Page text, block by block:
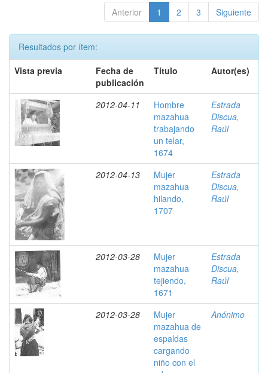
Anterior 1 2 3 Siguiente
Resultados por ítem:
Vista previa
Fecha de
publicación
Título Autor(es)
2012-04-11
Hombre
mazahua
trabajando
un telar,
1674
Estrada
Discua,
Raúl
2012-04-13
Mujer
mazahua
hilando,
1707
Estrada
Discua,
Raúl
2012-03-28
Mujer
mazahua
tejiendo,
1671
Estrada
Discua,
Raúl
2012-03-28
Mujer
mazahua de
espaldas
cargando
niño con el
Anónimo